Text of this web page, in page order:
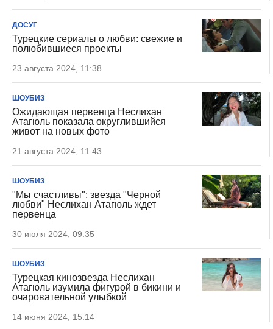
ДОСУГ
Турецкие сериалы о любви: свежие и
полюбившиеся проекты
23 августа 2024, 11:38
ШОУБИЗ
Ожидающая первенца Неслихан
Атагюль показала округлившийся
живот на новых фото
21 августа 2024, 11:43
ШОУБИЗ
"Мы счастливы": звезда "Черной
любви" Неслихан Атагюль ждет
первенца
30 июля 2024, 09:35
ШОУБИЗ
Турецкая кинозвезда Неслихан
Атагюль изумила фигурой в бикини и
очаровательной улыбкой
14 июня 2024, 15:14